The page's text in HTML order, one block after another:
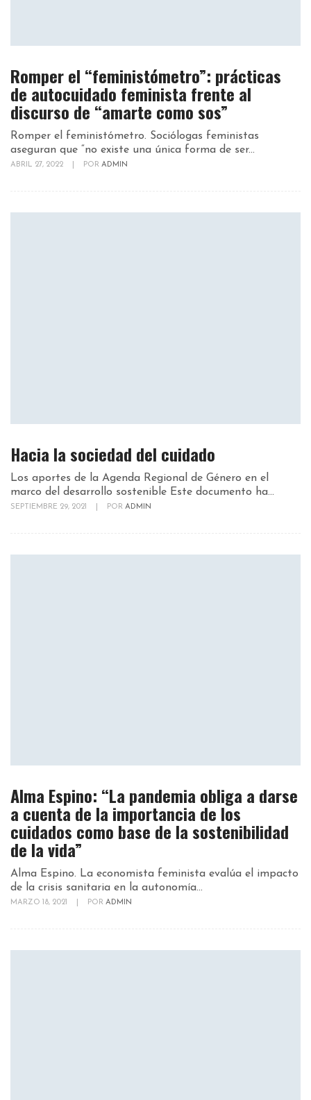
Romper el “feministómetro”: prácticas
de autocuidado feminista frente al
discurso de “amarte como sos”
Romper el feministómetro. Sociólogas feministas
aseguran que “no existe una única forma de ser...
ABRIL 27, 2022 POR ADMIN
Hacia la sociedad del cuidado
Los aportes de la Agenda Regional de Género en el
marco del desarrollo sostenible Este documento ha...
SEPTIEMBRE 29, 2021 POR ADMIN
Alma Espino: “La pandemia obliga a darse
a cuenta de la importancia de los
cuidados como base de la sostenibilidad
de la vida”
Alma Espino. La economista feminista evalúa el impacto
de la crisis sanitaria en la autonomía...
MARZO 18, 2021 POR ADMIN